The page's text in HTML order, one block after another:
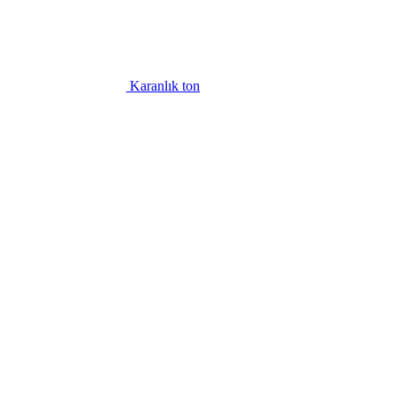
Karanlık ton